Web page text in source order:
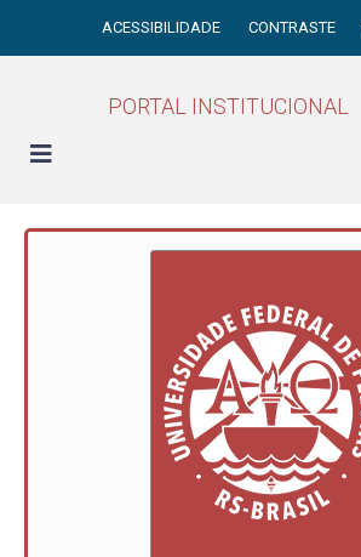
ACESSIBILIDADE CONTRASTE
PORTAL INSTITUCIONAL